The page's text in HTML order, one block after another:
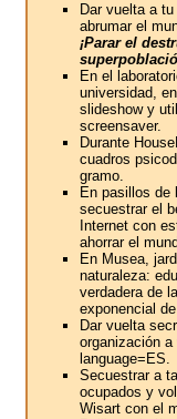
Dar vuelta a
abrumar el
¡Parar el
En el
universidad,
slideshow y
screensaver.
Durante
cuadros
gramo.
En pasillos de
secuestrar el
Internet con
ahorrar el
En Musea,
naturaleza:
verdadera de
exponencial
Dar vuelta
organización
language=ES.
Secuestrar a
ocupados y
Wisart con el